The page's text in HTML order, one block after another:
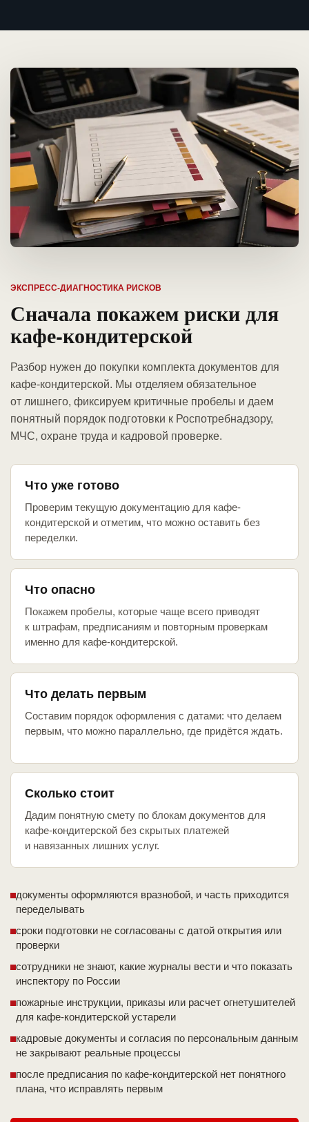
ЭКСПРЕСС-ДИАГНОСТИКА РИСКОВ
Сначала покажем риски для
кафе-кондитерской
Разбор нужен до покупки комплекта документов для
кафе-кондитерской. Мы отделяем обязательное
от лишнего, фиксируем критичные пробелы и даем
понятный порядок подготовки к Роспотребнадзору,
МЧС, охране труда и кадровой проверке.
Что уже готово
Проверим текущую документацию для кафе-
кондитерской и отметим, что можно оставить без
переделки.
Что опасно
Покажем пробелы, которые чаще всего приводят
к штрафам, предписаниям и повторным проверкам
именно для кафе-кондитерской.
Что делать первым
Составим порядок оформления с датами: что делаем
первым, что можно параллельно, где придётся ждать.
Сколько стоит
Дадим понятную смету по блокам документов для
кафе-кондитерской без скрытых платежей
и навязанных лишних услуг.
документы оформляются вразнобой, и часть приходится
переделывать
сроки подготовки не согласованы с датой открытия или
проверки
сотрудники не знают, какие журналы вести и что показать
инспектору по России
пожарные инструкции, приказы или расчет огнетушителей
для кафе-кондитерской устарели
кадровые документы и согласия по персональным данным
не закрывают реальные процессы
после предписания по кафе-кондитерской нет понятного
плана, что исправлять первым